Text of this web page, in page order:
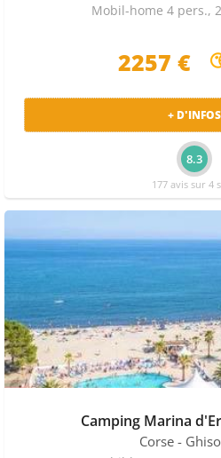
Mobil-home 4 pers.,
2257 €
+
8.3
177 avis sur 4
Camping Marina
Corse -